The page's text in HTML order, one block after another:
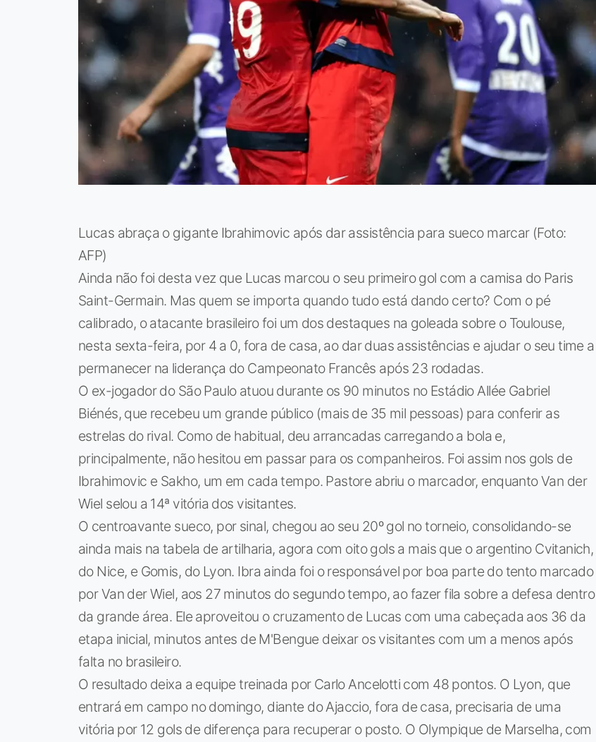
Lucas abraça o gigante Ibrahimovic após dar assistência para sueco marcar (Foto:
AFP)
Ainda não foi desta vez que Lucas marcou o seu primeiro gol com a camisa do Paris
Saint-Germain. Mas quem se importa quando tudo está dando certo? Com o pé
calibrado, o atacante brasileiro foi um dos destaques na goleada sobre o Toulouse,
nesta sexta-feira, por 4 a 0, fora de casa, ao dar duas assistências e ajudar o seu time a
permanecer na liderança do Campeonato Francês após 23 rodadas.
O ex-jogador do São Paulo atuou durante os 90 minutos no Estádio Allée Gabriel
Biénés, que recebeu um grande público (mais de 35 mil pessoas) para conferir as
estrelas do rival. Como de habitual, deu arrancadas carregando a bola e,
principalmente, não hesitou em passar para os companheiros. Foi assim nos gols de
Ibrahimovic e Sakho, um em cada tempo. Pastore abriu o marcador, enquanto Van der
Wiel selou a 14ª vitória dos visitantes.
O centroavante sueco, por sinal, chegou ao seu 20º gol no torneio, consolidando-se
ainda mais na tabela de artilharia, agora com oito gols a mais que o argentino Cvitanich,
do Nice, e Gomis, do Lyon. Ibra ainda foi o responsável por boa parte do tento marcado
por Van der Wiel, aos 27 minutos do segundo tempo, ao fazer fila sobre a defesa dentro
da grande área. Ele aproveitou o cruzamento de Lucas com uma cabeçada aos 36 da
etapa inicial, minutos antes de M'Bengue deixar os visitantes com um a menos após
falta no brasileiro.
O resultado deixa a equipe treinada por Carlo Ancelotti com 48 pontos. O Lyon, que
entrará em campo no domingo, diante do Ajaccio, fora de casa, precisaria de uma
vitória por 12 gols de diferença para recuperar o posto. O Olympique de Marselha, com